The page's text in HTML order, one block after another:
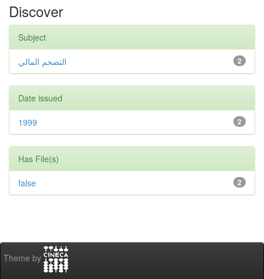
Discover
Subject
2 التضخم المالي
Date issued
2
1999
Has File(s)
2
false
Theme by